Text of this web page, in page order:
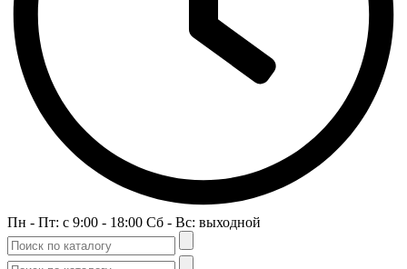
Пн - Пт: c 9:00 - 18:00 Сб - Вс: выходной